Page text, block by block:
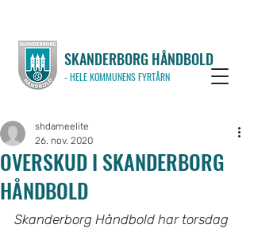
SKANDERBORG HÅNDBOLD
- HELE KOMMUNENS FYRTÅRN
OVERSKUD I SKANDERBORG
HÅNDBOLD
shdameelite
26. nov. 2020
Skanderborg Håndbold har torsdag